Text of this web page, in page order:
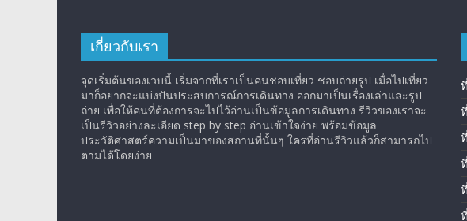
เกี่ยวกับเรา
จุดเริ่มต้นของเวบนี้ เริ่มจากที่เราเป็นคนชอบเที่ยว ชอบถ่ายรูป เมื่อไปเที่ยว
มาก็อยากจะแบ่งปันประสบการณ์การเดินทาง ออกมาเป็นเรื่องเล่าและรูป
ถ่าย เพื่อให้คนที่ต้องการจะไปไว้อ่านเป็นข้อมูลการเดินทาง รีวิวของเราจะ
เป็นรีวิวอย่างละเอียด step by step อ่านเข้าใจง่าย พร้อมข้อมูล
ประวัติศาสตร์ความเป็นมาของสถานที่นั้นๆ ใครที่อ่านรีวิวแล้วก็สามารถไป
ตามได้โดยง่าย